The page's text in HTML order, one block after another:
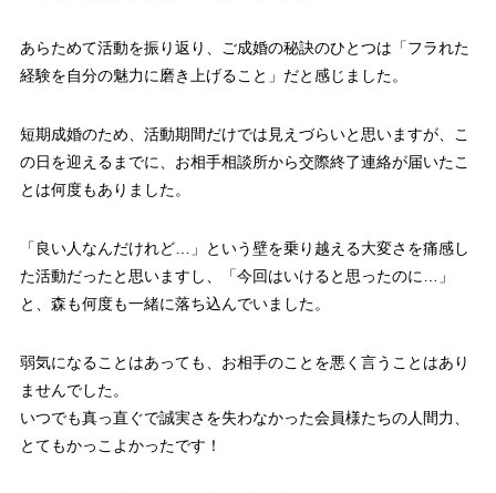
あらためて活動を振り返り、ご成婚の秘訣のひとつは「フラれた
経験を自分の魅力に磨き上げること」だと感じました。
短期成婚のため、活動期間だけでは見えづらいと思いますが、こ
の日を迎えるまでに、お相手相談所から交際終了連絡が届いたこ
とは何度もありました。
「良い人なんだけれど…」という壁を乗り越える大変さを痛感し
た活動だったと思いますし、「今回はいけると思ったのに…」
と、森も何度も一緒に落ち込んでいました。
弱気になることはあっても、お相手のことを悪く言うことはあり
ませんでした。
いつでも真っ直ぐで誠実さを失わなかった会員様たちの人間力、
とてもかっこよかったです！